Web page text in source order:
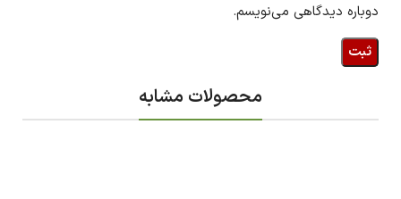
دوباره دیدگاهی می‌نویسم.
محصولات مشابه